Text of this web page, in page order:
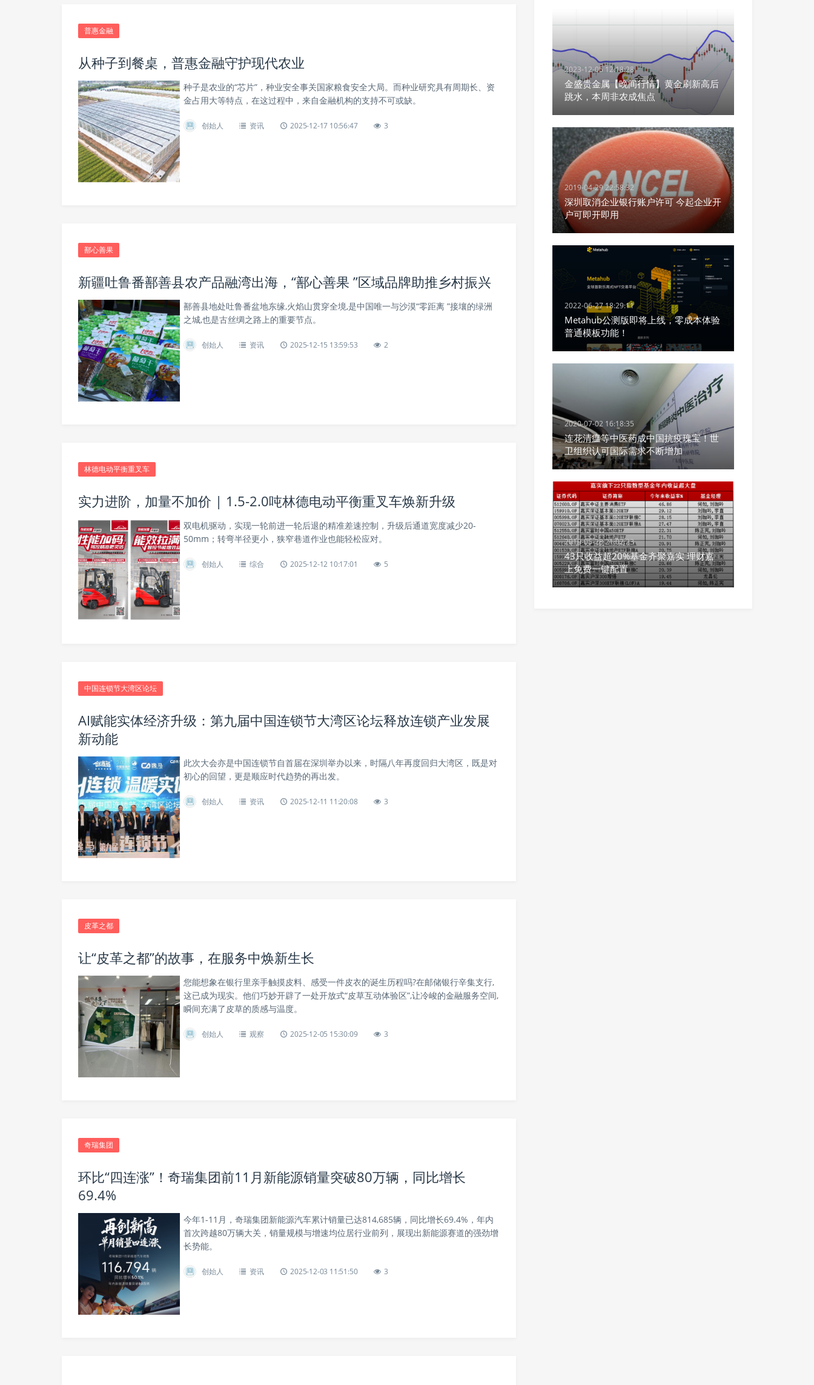
普惠金融
从种子到餐桌，普惠金融守护现代农业
种子是农业的“芯片”，种业安全事关国家粮食安全大局。而种业研究具有周期长、资
金占用大等特点，在这过程中，来自金融机构的支持不可或缺。
创始人 资讯 2025-12-17 10:56:47 3
鄯心善果
新疆吐鲁番鄯善县农产品融湾出海，“鄯心善果 ”区域品牌助推乡村振兴
鄯善县地处吐鲁番盆地东缘,火焰山贯穿全境,是中国唯一与沙漠“零距离 ”接壤的绿洲
之城,也是古丝绸之路上的重要节点。
创始人 资讯 2025-12-15 13:59:53 2
林德电动平衡重叉车
实力进阶，加量不加价 | 1.5-2.0吨林德电动平衡重叉车焕新升级
双电机驱动，实现一轮前进一轮后退的精准差速控制，升级后通道宽度减少20-
50mm；转弯半径更小，狭窄巷道作业也能轻松应对。
创始人 综合 2025-12-12 10:17:01 5
中国连锁节大湾区论坛
AI赋能实体经济升级：第九届中国连锁节大湾区论坛释放连锁产业发展
新动能
此次大会亦是中国连锁节自首届在深圳举办以来，时隔八年再度回归大湾区，既是对
初心的回望，更是顺应时代趋势的再出发。
创始人 资讯 2025-12-11 11:20:08 3
皮革之都
让“皮革之都”的故事，在服务中焕新生长
您能想象在银行里亲手触摸皮料、感受一件皮衣的诞生历程吗?在邮储银行辛集支行,
这已成为现实。他们巧妙开辟了一处开放式“皮草互动体验区”,让冷峻的金融服务空间,
瞬间充满了皮草的质感与温度。
创始人 观察 2025-12-05 15:30:09 3
奇瑞集团
环比“四连涨”！奇瑞集团前11月新能源销量突破80万辆，同比增长
69.4%
今年1-11月，奇瑞集团新能源汽车累计销量已达814,685辆，同比增长69.4%，年内
首次跨越80万辆大关，销量规模与增速均位居行业前列，展现出新能源赛道的强劲增
长势能。
创始人 资讯 2025-12-03 11:51:50 3
2023-12-05 12:18:28
金盛贵金属【晚间行情】黄金刷新高后
跳水，本周非农成焦点
2019-04-29 22:58:32
深圳取消企业银行账户许可 今起企业开
户可即开即用
2022-06-27 18:29:11
Metahub公测版即将上线，零成本体验
普通模板功能！
2020-07-02 16:18:35
连花清瘟等中医药成中国抗疫瑰宝！世
卫组织认可国际需求不断增加
2019-05-28 21:02:23
43只收益超20%基金齐聚嘉实 理财嘉
上免费一键配置